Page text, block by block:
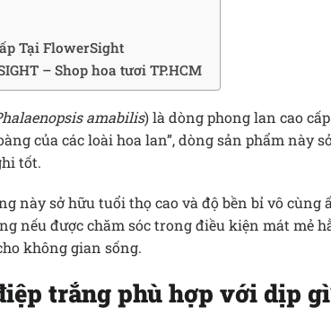
Tại FlowerSight
– Shop hoa tươi TP.HCM
amabilis) là dòng phong lan cao
của các loài hoa lan”, dòng sản phẩm này
tốt.
này sở hữu tuổi thọ cao và độ bền bỉ vô cùng
nếu được chăm sóc trong điều kiện mát mẻ
không gian sống.
trắng phù hợp với dịp